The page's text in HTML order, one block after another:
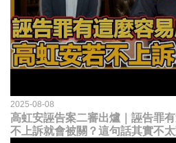
2025-08-08
高虹安誣告案二審出爐｜誣告罪
不上訴就會被關？這句話其實不太